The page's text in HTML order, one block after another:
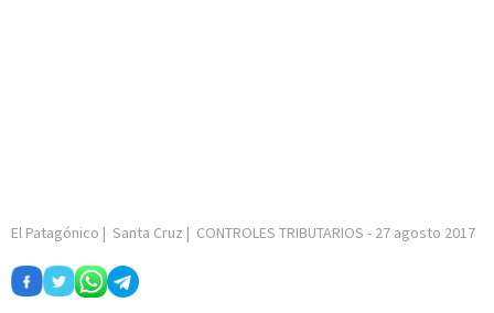
El Patagónico | Santa Cruz | CONTROLES TRIBUTARIOS - 27 agosto 2017